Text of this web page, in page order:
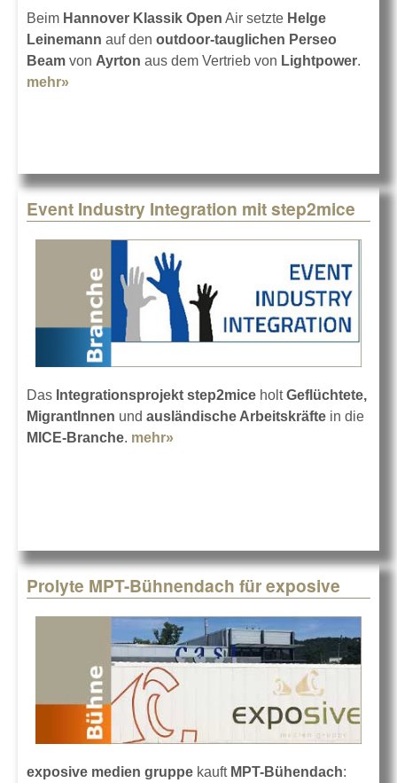
Beim Hannover Klassik Open Air setzte Helge
Leinemann auf den outdoor-tauglichen Perseo
Beam von Ayrton aus dem Vertrieb von Lightpower.
mehr»
Event Industry Integration mit step2mice
Das Integrationsprojekt step2mice holtGeflüchtete,
MigrantInnen und ausländische Arbeitskräfte in die
MICE-Branche. mehr»
Prolyte MPT-Bühnendach für exposive
exposive medien gruppe kauft MPT-Bühendach: